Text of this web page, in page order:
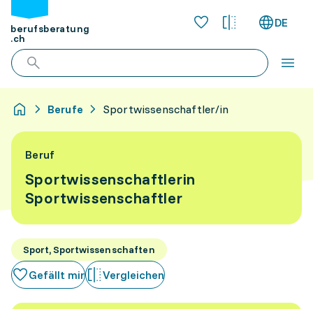
berufsberatung
.ch
DE
Berufe Sportwissenschaftler/in
Beruf
Sportwissenschaftlerin
Sportwissenschaftler
Sport, Sportwissenschaften
Gefällt mir Vergleichen